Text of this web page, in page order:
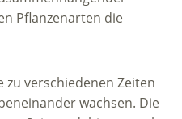
Pflanzenarten die
zu verschiedenen Zeiten
wachsen. Die